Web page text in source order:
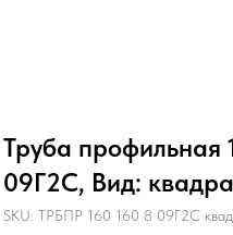
Труба профильная
09Г2С, Вид:
SKU: ТРБПР 160 160 8 09Г2С